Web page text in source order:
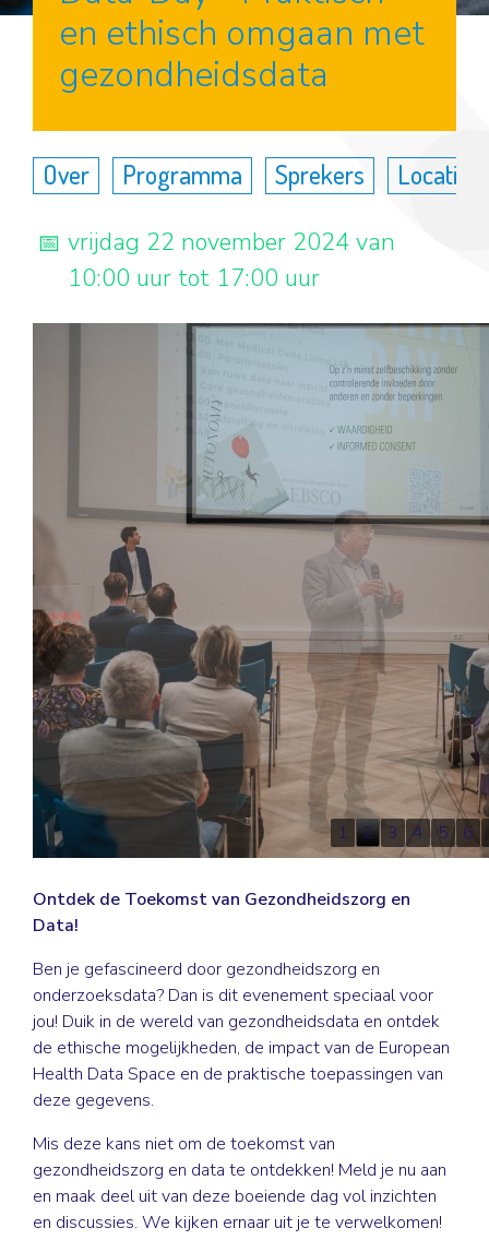
en ethisch omgaan met
gezondheidsdata
Over Programma Sprekers Locatie
vrijdag 22 november 2024 van
10:00 uur tot 17:00 uur
1 2 3 4 5 6
Ontdek de Toekomst van Gezondheidszorg en
Data!
Ben je gefascineerd door gezondheidszorg en
onderzoeksdata? Dan is dit evenement speciaal voor
jou! Duik in de wereld van gezondheidsdata en ontdek
de ethische mogelijkheden, de impact van de European
Health Data Space en de praktische toepassingen van
deze gegevens.
Mis deze kans niet om de toekomst van
gezondheidszorg en data te ontdekken! Meld je nu aan
en maak deel uit van deze boeiende dag vol inzichten
en discussies. We kijken ernaar uit je te verwelkomen!